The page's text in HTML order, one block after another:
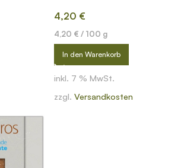
4,20 €
4,20 € / 100 g
In den Warenkorb
inkl. 7 % MwSt.
zzgl. Versandkosten